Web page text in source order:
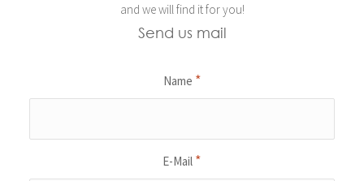
and we will find it for you!
Send us mail
Name *
E-Mail *